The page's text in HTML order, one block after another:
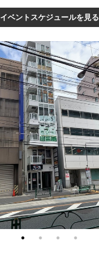
イベントスケジュールを見る